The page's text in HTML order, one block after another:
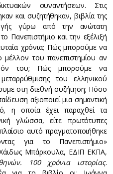
συναντήσεων. Στις
και συζητήθηκαν, βιβλία της
γύρω από την ανώτατη
Πανεπιστήμιο και την εξέλιξή
χρόνια; Πώς μπορούμε να
του πανεπιστημίου αν
του; Πώς μπορούμε να
του ελληνικού
στη διεθνή συζήτηση; Πόσο
αξιοποιεί μια σημαντική
η οποία έχει παραχθεί τα
γλώσσα, είτε πρωτότυπες
αυτό πραγματοποιήθηκε
για το Πανεπιστήμιο»
Χάιδως Μπάρκουλα, ΕΔΙΠ ΕΚΠΑ,
100 χρόνια ιστορίας.